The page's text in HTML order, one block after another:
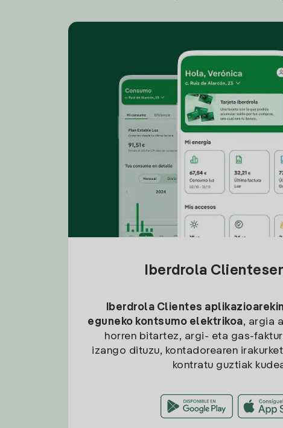
Iberdrola
Iberdrola Clientes aplikazioarekin
eguneko kontsumo elektrikoa, argia
horren bitartez, argi- eta gas-
izango dituzu, kontadorearen
kontratu guztiak